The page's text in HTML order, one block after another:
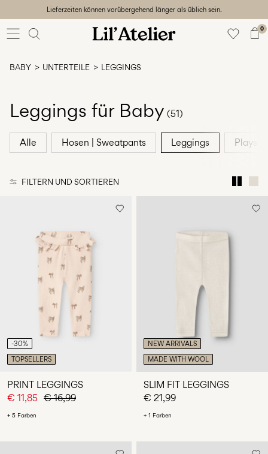
Lieferzeiten können vorübergehend länger als üblich sein.
0
Baby
56-
Anmelden
Fragen?
Österreich
/
Deutsch
BABY UNTERTEILE LEGGINGS
Leggings für Baby (51)
Alle Hosen | Sweatpants Leggings
FILTERN UND SORTIEREN
-30%
TOPSELLERS
PRINT LEGGINGS
€ 11,85 € 16,99
+ 5 Farben
NEW ARRIVALS
MADE WITH WOOL
SLIM FIT LEGGINGS
€ 21,99
+ 1 Farben